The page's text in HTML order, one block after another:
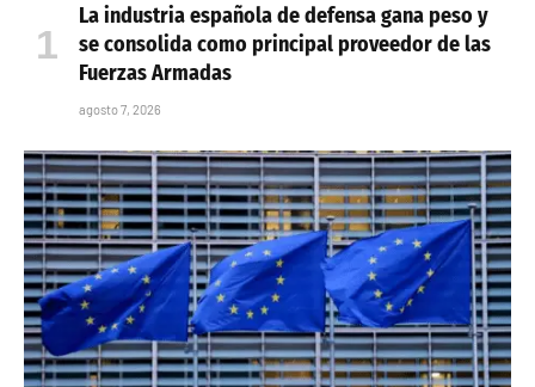
La industria española de defensa gana peso y
se consolida como principal proveedor de las
Fuerzas Armadas
agosto 7, 2026